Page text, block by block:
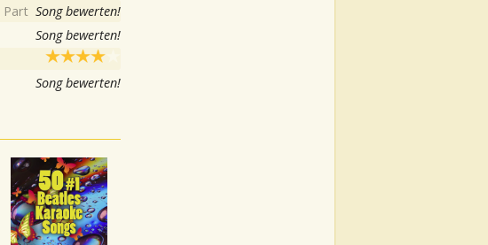
Part Song bewerten!
Song bewerten!
Song bewerten!